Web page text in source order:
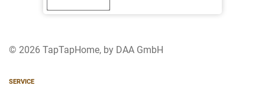
© 2026 TapTapHome, by DAA GmbH
SERVICE